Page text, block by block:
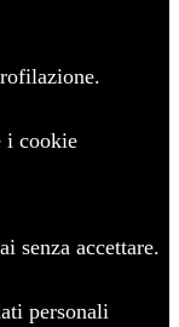
i cookie
senza accettare.
personali